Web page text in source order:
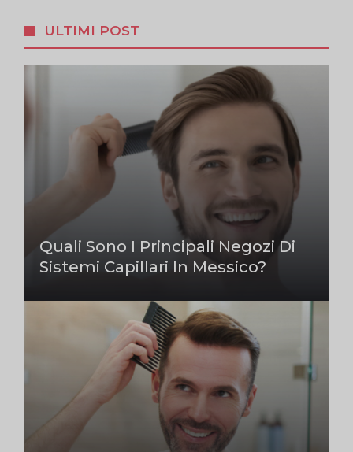
ULTIMI POST
Quali Sono I Principali Negozi Di
Sistemi Capillari In Messico?